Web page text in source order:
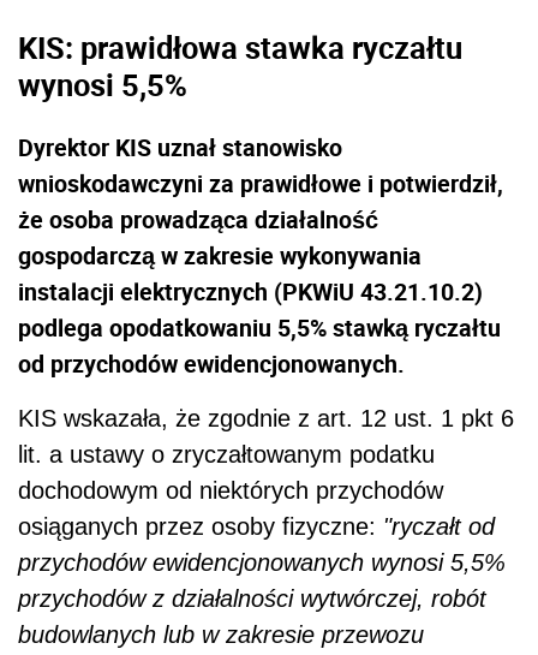
KIS: prawidłowa stawka ryczałtu
wynosi 5,5%
Dyrektor KIS uznał stanowisko
wnioskodawczyni za prawidłowe i potwierdził,
że osoba prowadząca działalność
gospodarczą w zakresie wykonywania
instalacji elektrycznych (PKWiU 43.21.10.2)
podlega opodatkowaniu 5,5% stawką ryczałtu
od przychodów ewidencjonowanych.
KIS wskazała, że zgodnie z art. 12 ust. 1 pkt 6
lit. a ustawy o zryczałtowanym podatku
dochodowym od niektórych przychodów
osiąganych przez osoby fizyczne: "ryczałt od
przychodów ewidencjonowanych wynosi 5,5%
przychodów z działalności wytwórczej, robót
budowlanych lub w zakresie przewozu